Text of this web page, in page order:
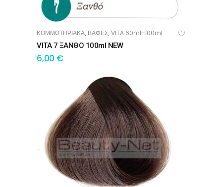
ΠΡΟΣΘΉΚΗ ΣΤΟ ΚΑΛΆΘΙ
ΚΟΜΜΩΤΗΡΙΑΚΑ, ΒΑΦΕΣ, VITA 60ml-100ml
VITA 7 ΞΑΝΘΟ 100ml NEW
6,00 €